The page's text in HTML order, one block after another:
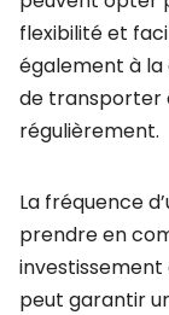
flexibilité et
également à la
de transporter
régulièrement.
La fréquence
prendre en
investissement
peut garantir